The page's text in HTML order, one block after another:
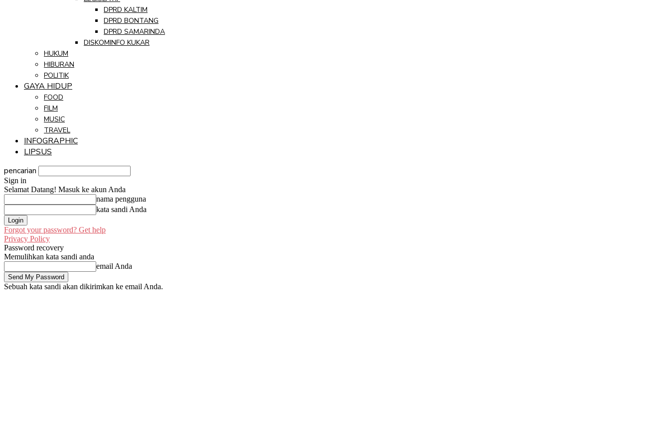
DPRD KALTIM
DPRD BONTANG
DPRD SAMARINDA
DISKOMINFO KUKAR
HUKUM
HIBURAN
POLITIK
GAYA HIDUP
FOOD
FILM
MUSIC
TRAVEL
INFOGRAPHIC
LIPSUS
pencarian
Sign in
Selamat Datang! Masuk ke akun Anda
nama pengguna
kata sandi Anda
Forgot your password? Get help
Privacy Policy
Password recovery
Memulihkan kata sandi anda
email Anda
Sebuah kata sandi akan dikirimkan ke email Anda.